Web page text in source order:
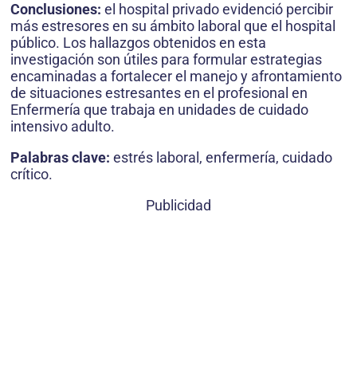
Conclusiones: el hospital privado evidenció percibir
más estresores en su ámbito laboral que el hospital
público. Los hallazgos obtenidos en esta
investigación son útiles para formular estrategias
encaminadas a fortalecer el manejo y afrontamiento
de situaciones estresantes en el profesional en
Enfermería que trabaja en unidades de cuidado
intensivo adulto.
Palabras clave: estrés laboral, enfermería, cuidado
crítico.
Publicidad